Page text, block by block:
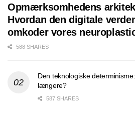
Opmærksomhedens
Hvordan den digitale
omkoder vores
588 SHARES
Den teknologiske
længere?
587 SHARES